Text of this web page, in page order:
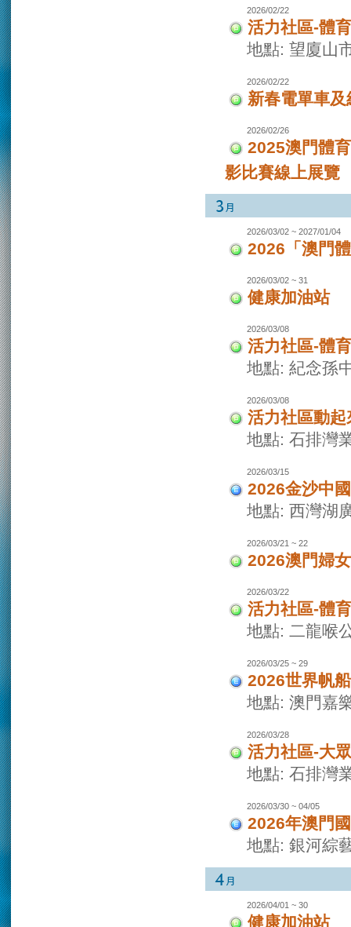
2026/02/22
活力社區-體
地點: 望廈山
2026/02/22
新春電單車
2026/02/26
2025澳門體
影比賽線上展覽
2026/03/02 ~ 2027/01/04
2026「澳門
2026/03/02 ~ 31
健康加油站
2026/03/08
活力社區-體
地點: 紀念孫
2026/03/08
活力社區動
地點: 石排灣
2026/03/15
2026金沙中
地點: 西灣湖
2026/03/21 ~ 22
2026澳門婦
2026/03/22
活力社區-體
地點: 二龍喉
2026/03/25 ~ 29
2026世界帆
地點: 澳門嘉
2026/03/28
活力社區-大
地點: 石排灣
2026/03/30 ~ 04/05
2026年澳門
地點: 銀河綜
2026/04/01 ~ 30
健康加油站